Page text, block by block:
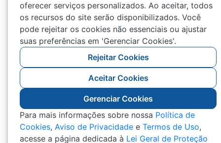
oferecer serviços personalizados. Ao aceitar, todos
os recursos do site serão disponibilizados. Você
pode rejeitar os cookies não essenciais ou ajustar
suas preferências em 'Gerenciar Cookies'.
Rejeitar Cookies
Aceitar Cookies
Gerenciar Cookies
Para mais informações sobre nossa Política de
Cookies, Aviso de Privacidade e Termos de Uso,
acesse a página dedicada à Lei Geral de Proteção